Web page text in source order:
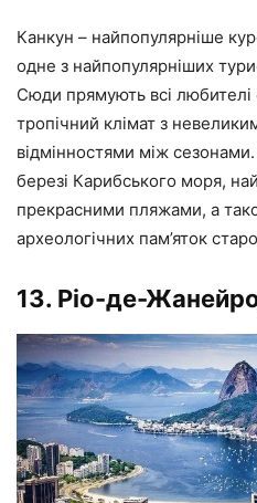
Канкун – найпопулярніше
одне з найпопулярніших
Сюди прямують всі любителі
тропічний клімат з
відмінностями між
березі Карибського моря,
прекрасними пляжами, а
археологічних пам’яток
13. Ріо-де-